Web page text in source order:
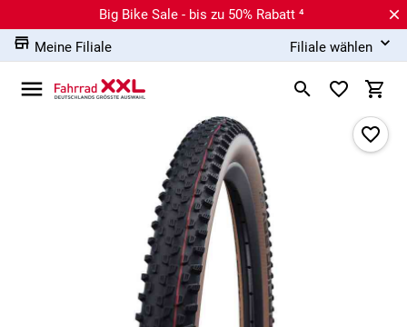
Big Bike Sale - bis zu 50% Rabatt ⁴
Meine Filiale
Filiale wählen